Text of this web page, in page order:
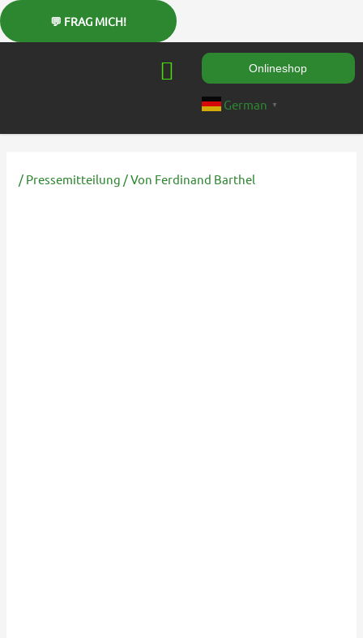
Inhalt
springen
Onlineshop
German ▼
/ Pressemitteilung / Von Ferdinand Barthel